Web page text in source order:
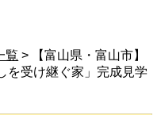
覧 > 【富山県・富山市】
を受け継ぐ家」完成見学